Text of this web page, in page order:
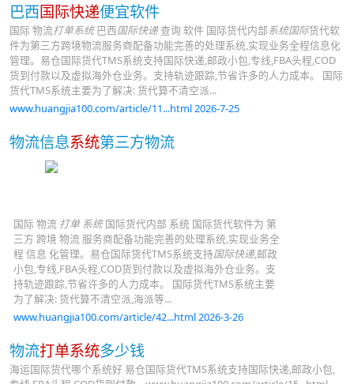
巴西国际快递便宜软件
国际 物流打单系统巴西国际快递查询 软件 国际货代内部系统国际货代软
件为第三方跨境物流服务商配备功能完善的处理系统,实现业务全程信息化
管理。易仓国际货代TMS系统支持国际快递,邮政小包,专线,FBA头程,COD
货到付款以及虚拟海外仓业务。支持轨迹跟踪,节省许多的人力成本。 国际
货代TMS系统主要为了解决: 货代算不清空派...
www.huangjia100.com/article/11...html 2026-7-25
物流信息系统第三方物流
国际 物流 打单 系统国际货代内部 系统 国际货代软件为 第
三方 跨境 物流 服务商配备功能完善的处理系统,实现业务全
程 信息 化管理。易仓国际货代TMS系统支持国际快递,邮政
小包,专线,FBA头程,COD货到付款以及虚拟海外仓业务。支
持轨迹跟踪,节省许多的人力成本。 国际货代TMS系统主要
为了解决: 货代算不清空派,海派等...
www.huangjia100.com/article/42...html 2026-3-26
物流打单系统多少钱
海运国际货代哪个系统好 易仓国际货代TMS系统支持国际快递,邮政小包,